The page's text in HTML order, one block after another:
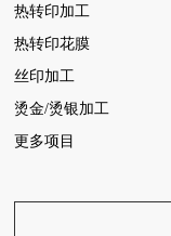
热转印加工
热转印花膜
丝印加工
烫金/烫银加工
更多项目